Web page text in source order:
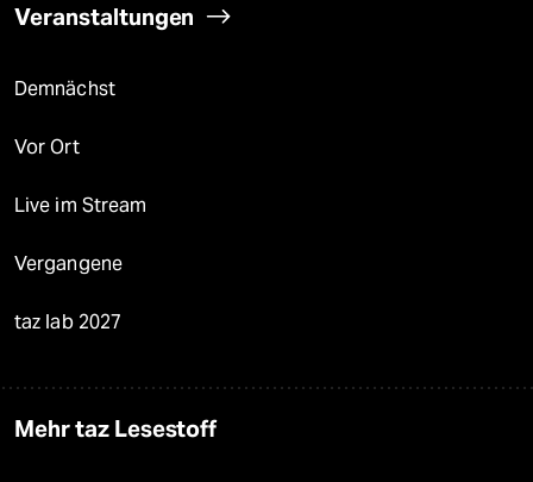
Veranstaltungen
Demnächst
Vor Ort
Live im Stream
Vergangene
taz lab 2027
Mehr taz Lesestoff